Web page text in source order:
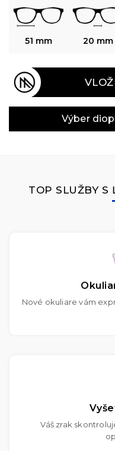
51 mm 20 mm
Výber
TOP SLUŽBY S
Nové okuliare vám
Váš zrak